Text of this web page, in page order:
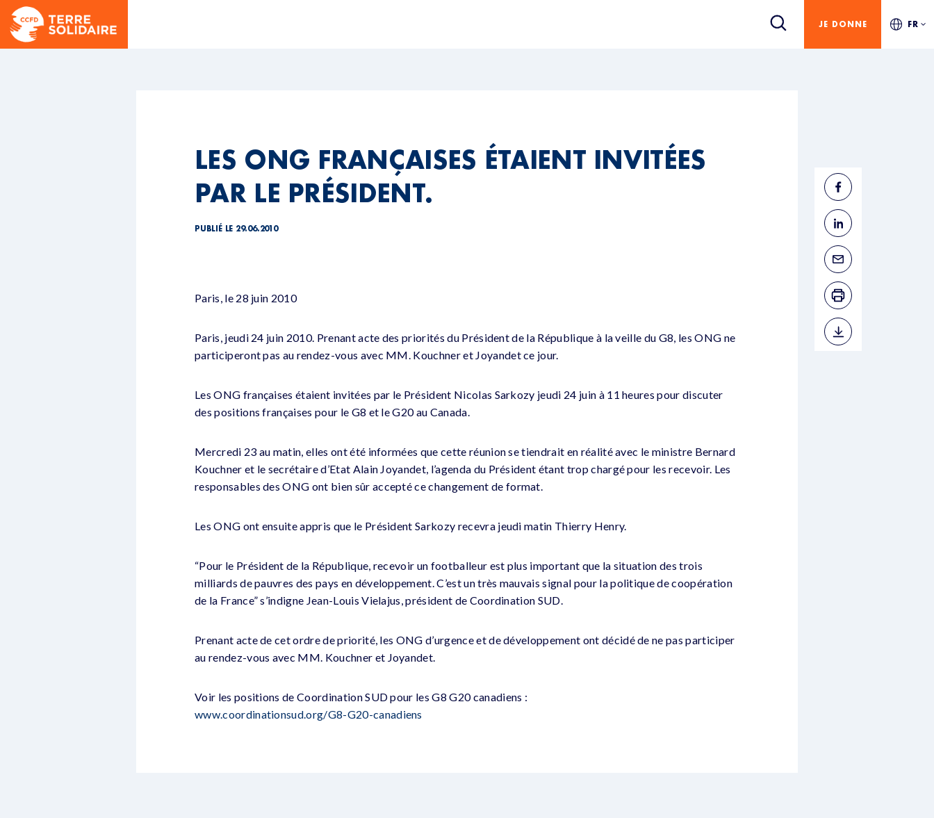
JE DONNE FR
LES ONG FRANÇAISES ÉTAIENT INVITÉES
PAR LE PRÉSIDENT.
PUBLIÉ LE 29.06.2010
Paris, le 28 juin 2010
Paris, jeudi 24 juin 2010. Prenant acte des priorités du Président de la République à la veille du G8, les ONG ne
participeront pas au rendez-vous avec MM. Kouchner et Joyandet ce jour.
Les ONG françaises étaient invitées par le Président Nicolas Sarkozy jeudi 24 juin à 11 heures pour discuter
des positions françaises pour le G8 et le G20 au Canada.
Mercredi 23 au matin, elles ont été informées que cette réunion se tiendrait en réalité avec le ministre Bernard
Kouchner et le secrétaire d’Etat Alain Joyandet, l’agenda du Président étant trop chargé pour les recevoir. Les
responsables des ONG ont bien sûr accepté ce changement de format.
Les ONG ont ensuite appris que le Président Sarkozy recevra jeudi matin Thierry Henry.
“Pour le Président de la République, recevoir un footballeur est plus important que la situation des trois
milliards de pauvres des pays en développement. C’est un très mauvais signal pour la politique de coopération
de la France” s’indigne Jean-Louis Vielajus, président de Coordination SUD.
Prenant acte de cet ordre de priorité, les ONG d’urgence et de développement ont décidé de ne pas participer
au rendez-vous avec MM. Kouchner et Joyandet.
Voir les positions de Coordination SUD pour les G8 G20 canadiens :
www.coordinationsud.org/G8-G20-canadiens